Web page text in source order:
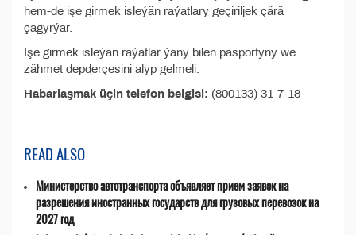
hem-de işe girmek isleýän raýatlary geçiriljek çärä
çagyrýar.
Işe girmek isleýän raýatlar ýany bilen pasportyny we
zähmet depderçesini alyp gelmeli.
Habarlaşmak üçin telefon belgisi: (800133) 31-7-18
READ ALSO
Министерство автотранспорта объявляет прием заявок на
разрешения иностранных государств для грузовых перевозок на
2027 год